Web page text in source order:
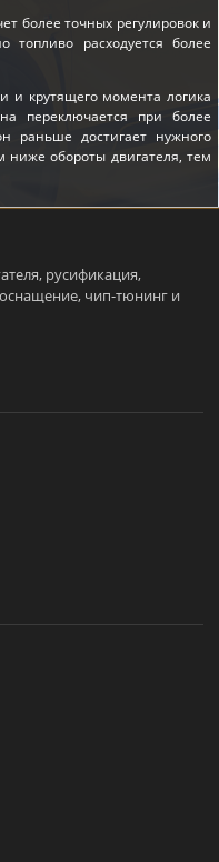
более точных регулировок и
топливо расходуется более
и крутящего момента логика
переключается при более
раньше достигает нужного
ниже обороты двигателя, тем
русификация,
чип-тюнинг и